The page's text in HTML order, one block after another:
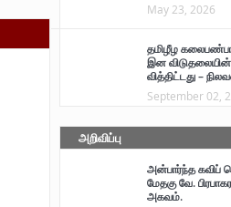
May 23, 2026
தமிழீழ
இன விடுதலையின்
வித்திட்டது –
September 02,
அறிவிப்பு
அன்பார்ந்த கவிப்
மேதகு வே.
அகவம்.